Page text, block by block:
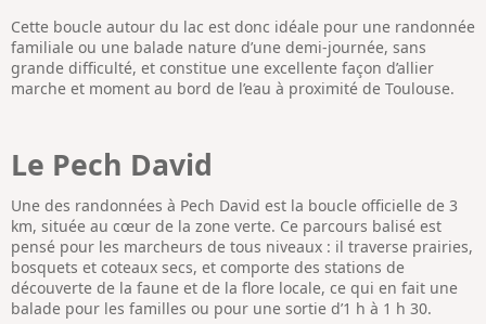
Cette boucle autour du lac est donc idéale pour une randonnée
familiale ou une balade nature d’une demi-journée, sans
grande difficulté, et constitue une excellente façon d’allier
marche et moment au bord de l’eau à proximité de Toulouse.
Le Pech David
Une des randonnées à Pech David est la boucle officielle de 3
km, située au cœur de la zone verte. Ce parcours balisé est
pensé pour les marcheurs de tous niveaux : il traverse prairies,
bosquets et coteaux secs, et comporte des stations de
découverte de la faune et de la flore locale, ce qui en fait une
balade pour les familles ou pour une sortie d’1 h à 1 h 30.